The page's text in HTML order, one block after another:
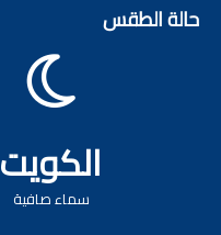
حالة الطقس
الكويت
سماء صافية